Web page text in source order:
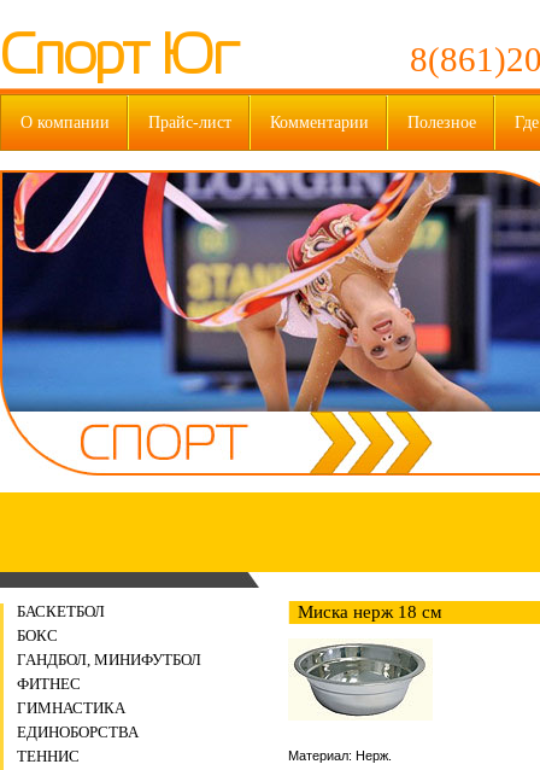
Спорт Юг
О компании Прайс-лист Комментарии Полезное
БАСКЕТБОЛ
БОКС
ГАНДБОЛ, МИНИФУТБОЛ
ФИТНЕС
ГИМНАСТИКА
ЕДИНОБОРСТВА
ТЕННИС
Миска нерж 18 см
Материал: Нерж.